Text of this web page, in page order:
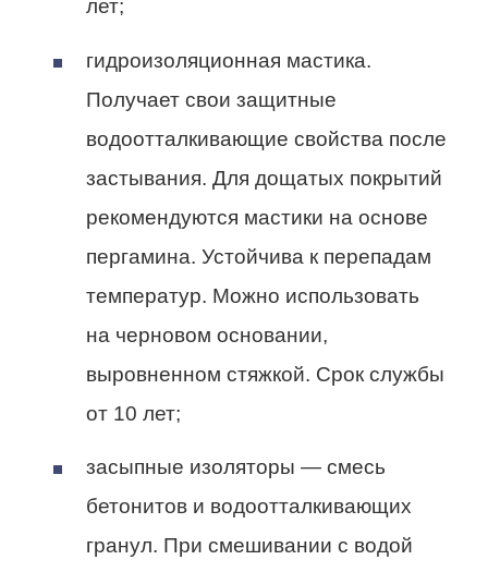
лет;
гидроизоляционная мастика.
Получает свои защитные
водоотталкивающие свойства после
застывания. Для дощатых покрытий
рекомендуются мастики на основе
пергамина. Устойчива к перепадам
температур. Можно использовать
на черновом основании,
выровненном стяжкой. Срок службы
от 10 лет;
засыпные изоляторы — смесь
бетонитов и водоотталкивающих
гранул. При смешивании с водой